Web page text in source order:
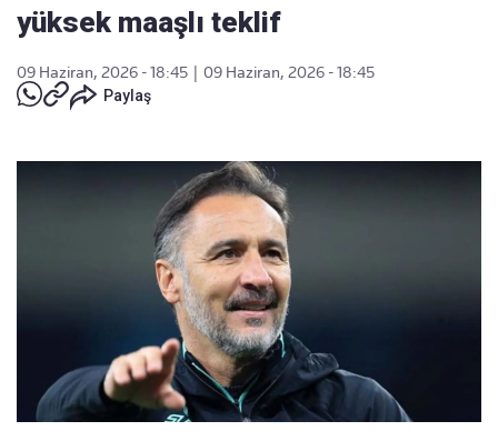
yüksek maaşlı teklif
09 Haziran, 2026 - 18:45
09 Haziran, 2026 - 18:45
Paylaş